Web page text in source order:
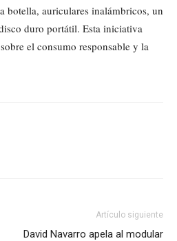
botella, auriculares inalámbricos, un
duro portátil. Esta iniciativa
el consumo responsable y la
Artículo siguiente
David Navarro apela al modular